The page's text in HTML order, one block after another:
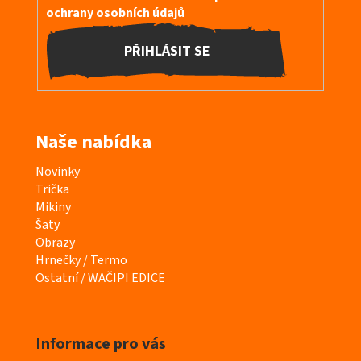
ochrany osobních údajů
PŘIHLÁSIT SE
Naše nabídka
K
a
t
e
g
o
r
Novinky
Trička
Mikiny
Šaty
Obrazy
Hrnečky / Termo
Ostatní / WAČIPI EDICE
Informace pro vás